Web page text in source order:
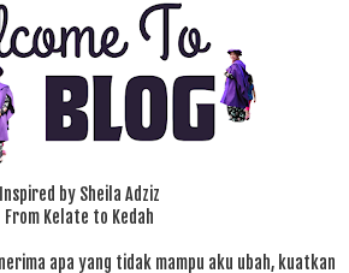
Inspired by Sheila Adziz
From Kelate to Kedah
apa yang tidak mampu aku ubah, kuatkan